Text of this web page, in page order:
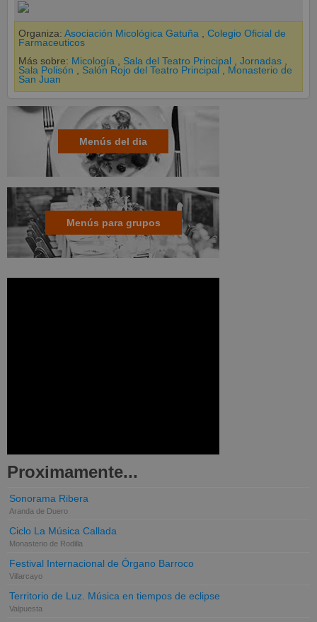
Organiza: Asociación Micológica Gatuña
Colegio Oficial de
Farmaceuticos
Más sobre: Micología Sala del Teatro Principal Jornadas
Sala Polisón
Salón Rojo del Teatro Principal
Monasterio de
San Juan
Menús del dia
Menús para grupos
Proximamente...
Sonorama Ribera
Aranda de Duero
Ciclo La Música Callada
Monasterio de Rodilla
Festival Internacional de Órgano Barroco
Villarcayo
Territorio de Luz. Música en tiempos de eclipse
Valpuesta